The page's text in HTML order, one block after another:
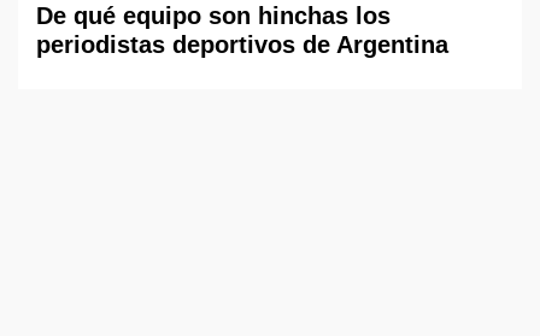
De qué equipo son hinchas los
periodistas deportivos de Argentina